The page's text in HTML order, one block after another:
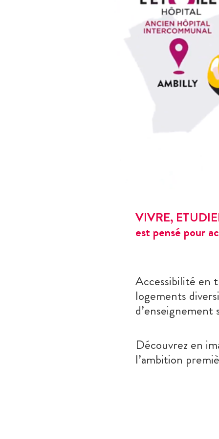
VIVRE,
est pensé pour
Accessibilité en
logements
Découvrez en
l’ambition